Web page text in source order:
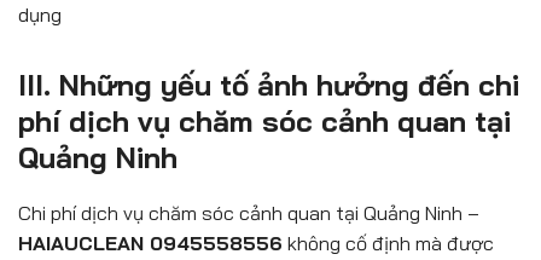
dụng
III. Những yếu tố ảnh hưởng đến chi
phí dịch vụ chăm sóc cảnh quan tại
Quảng Ninh
Chi phí dịch vụ chăm sóc cảnh quan tại Quảng Ninh –
HAIAUCLEAN 0945558556 không cố định mà được